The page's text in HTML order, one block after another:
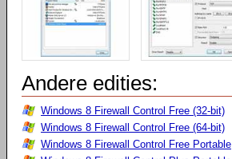
Andere edities:
Windows 8 Firewall Control Free (32-bit)
Windows 8 Firewall Control Free (64-bit)
Windows 8 Firewall Control Free Portable